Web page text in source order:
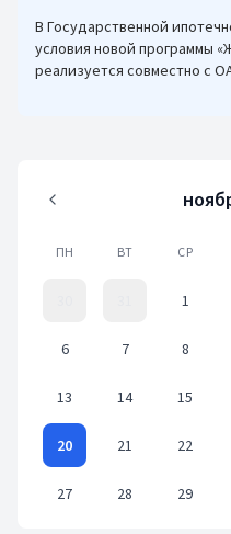
В Государственной
условия новой программы
реализуется совместно с
ПН ВТ СР
1
6 7 8
13 14 15
20 21 22
27 28 29